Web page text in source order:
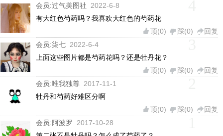
会员:过气美图社 2022-6-8
有大红色芍药吗？我喜欢大红色的芍药花
顶(0) 踩(0)
回复
会员:柒七 2022-6-4
上面这些图片都是芍药花吗？还是牡丹花？
顶(0) 踩(0)
回复
会员:唯我独尊 2017-11-1
牡丹和芍药好难区分啊
顶(0) 踩(0)
回复
会员:阿波罗 2017-10-28